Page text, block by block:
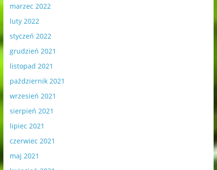
marzec 2022
luty 2022
styczeń 2022
grudzień 2021
listopad 2021
październik 2021
wrzesień 2021
sierpień 2021
lipiec 2021
czerwiec 2021
maj 2021